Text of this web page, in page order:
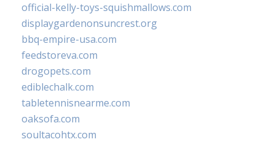
official-kelly-toys-squishmallows.com
displaygardenonsuncrest.org
bbq-empire-usa.com
feedstoreva.com
drogopets.com
ediblechalk.com
tabletennisnearme.com
oaksofa.com
soultacohtx.com